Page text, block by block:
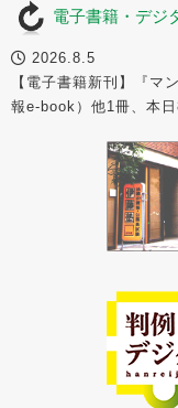
電子書籍・デジ
2026.8.5
【電子書籍新刊】『マ
報e-book）他1冊、本